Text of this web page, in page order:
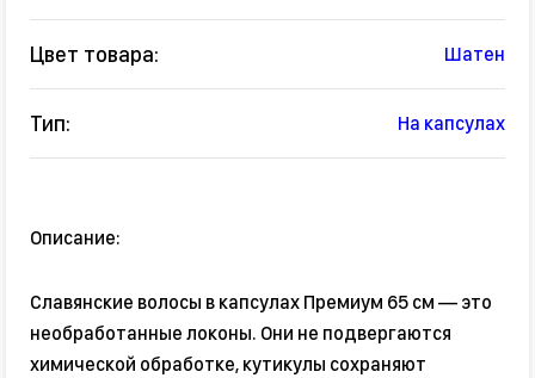
Цвет товара: Шатен
Тип: На капсулах
Описание:
Славянские волосы в капсулах Премиум 65 см — это
необработанные локоны. Они не подвергаются
химической обработке, кутикулы сохраняют